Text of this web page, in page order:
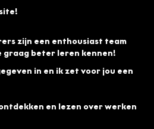
zijn een enthousiast team
graag beter leren kennen!
in en ik zet voor jou een
en lezen over werken